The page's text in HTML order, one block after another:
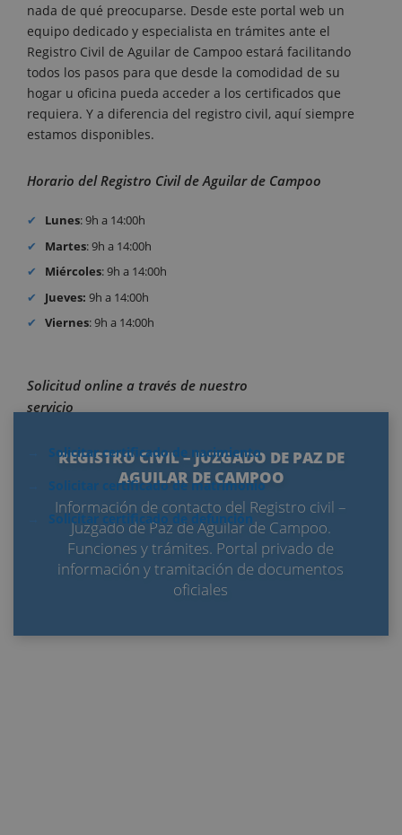
REGISTRO CIVIL – JUZGADO DE PAZ DE
AGUILAR DE CAMPOO
Información de contacto del Registro civil –
Juzgado de Paz de Aguilar de Campoo.
Funciones y trámites. Portal privado de
información y tramitación de documentos
oficiales
nada de qué preocuparse. Desde este portal web un
equipo dedicado y especialista en trámites ante el
Registro Civil de Aguilar de Campoo estará facilitando
todos los pasos para que desde la comodidad de su
hogar u oficina pueda acceder a los certificados que
requiera. Y a diferencia del registro civil, aquí siempre
estamos disponibles.
Horario del Registro Civil de Aguilar de Campoo
Lunes: 9h a 14:00h
Martes: 9h a 14:00h
Miércoles: 9h a 14:00h
Jueves: 9h a 14:00h
Viernes: 9h a 14:00h
Solicitud online a través de nuestro
servicio
Solicitar certificado de nacimiento
Solicitar certificado de matrimonio
Solicitar certificado de defunción